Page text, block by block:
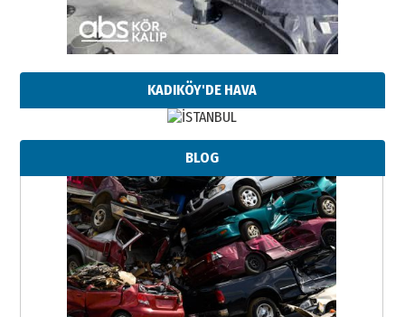
KADIKÖY'DE HAVA
BLOG